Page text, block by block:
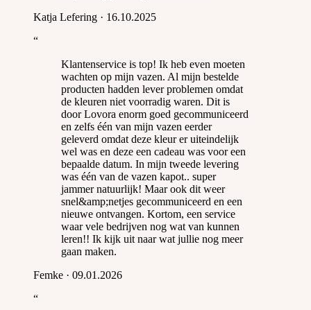
Katja Lefering · 16.10.2025
“
Klantenservice is top! Ik heb even moeten
wachten op mijn vazen. Al mijn bestelde
producten hadden lever problemen omdat
de kleuren niet voorradig waren. Dit is
door Lovora enorm goed gecommuniceerd
en zelfs één van mijn vazen eerder
geleverd omdat deze kleur er uiteindelijk
wel was en deze een cadeau was voor een
bepaalde datum. In mijn tweede levering
was één van de vazen kapot.. super
jammer natuurlijk! Maar ook dit weer
snel&amp;netjes gecommuniceerd en een
nieuwe ontvangen. Kortom, een service
waar vele bedrijven nog wat van kunnen
leren!! Ik kijk uit naar wat jullie nog meer
gaan maken.
Femke · 09.01.2026
“